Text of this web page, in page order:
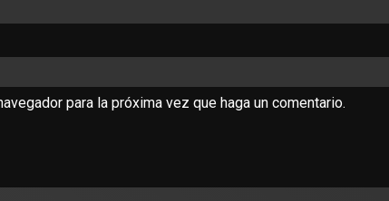
para la próxima vez que haga un comentario.